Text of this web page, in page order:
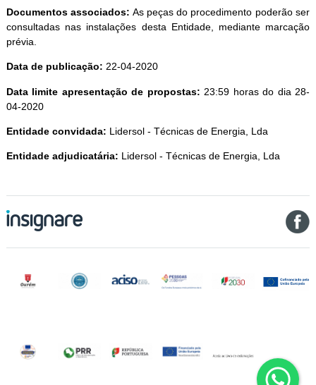
Documentos associados: As peças do procedimento poderão ser
consultadas nas instalações desta Entidade, mediante marcação
prévia.
Data de publicação: 22-04-2020
Data limite apresentação de propostas: 23:59 horas do dia 28-
04-2020
Entidade convidada: Lidersol - Técnicas de Energia, Lda
Entidade adjudicatária: Lidersol - Técnicas de Energia, Lda